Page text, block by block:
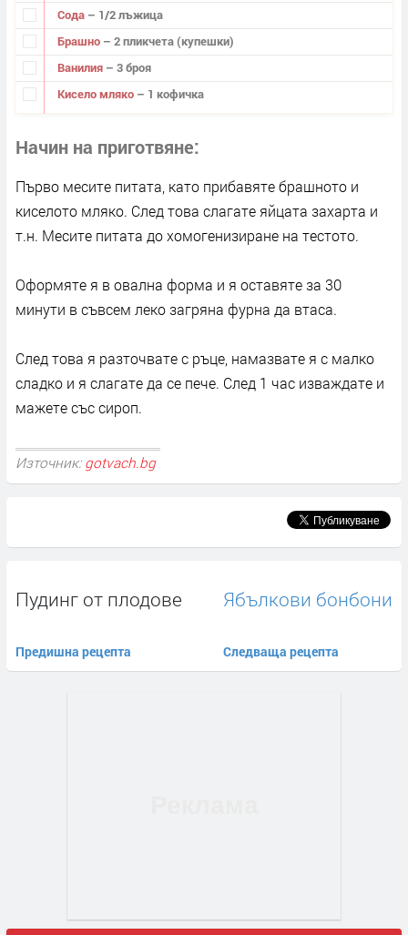
Сода – 1/2 лъжица
Брашно – 2 пликчета (купешки)
Ванилия – 3 броя
Кисело мляко – 1 кофичка
Начин на приготвяне
Първо месите питата, като прибавяте брашното и
киселото мляко. След това слагате яйцата захарта и
т.н. Месите питата до хомогенизиране на тестото.
Оформяте я в овална форма и я оставяте за 30
минути в съвсем леко загряна фурна да втаса.
След това я разточвате с ръце, намазвате я с малко
сладко и я слагате да се пече. След 1 час изваждате и
мажете със сироп.
Източник: gotvach.bg
Пудинг от плодове
Предишна рецепта
Ябълкови бонбони
Следваща рецепта